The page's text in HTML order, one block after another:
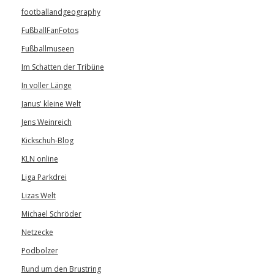
footballandgeography
FußballFanFotos
Fußballmuseen
Im Schatten der Tribüne
In voller Länge
Janus' kleine Welt
Jens Weinreich
Kickschuh-Blog
KLN online
Liga Parkdrei
Lizas Welt
Michael Schröder
Netzecke
Podbolzer
Rund um den Brustring